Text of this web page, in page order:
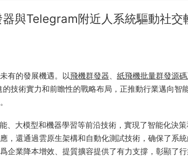
與Telegram附近人系統驅動社交
有的發展機遇。以飛機群發器、 紙飛機批量群發源
技術實力和前瞻性的戰略布局，正推動行業邁向智
、大模型和機器學習等前沿技術，實現了智能化決
，還通過雲原生架構和自動化測試技術，确保了系
企業降本增效、提質擴容提供了有力支撐，彰顯了